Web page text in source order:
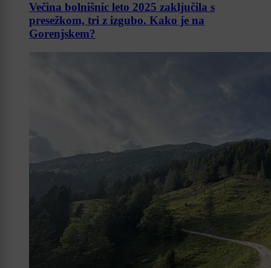
Večina bolnišnic leto 2025 zaključila s
presežkom, tri z izgubo. Kako je na
Gorenjskem?